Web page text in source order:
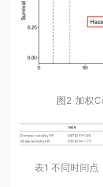
图2 加权
表1 不同时间点